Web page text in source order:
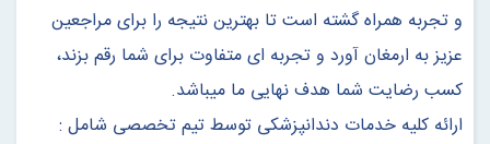
و تجربه همراه گشته است تا بهترین نتیجه را برای مراجعین
عزیز به ارمغان آورد و تجربه ای متفاوت برای شما رقم بزند،
کسب رضایت شما هدف نهایی ما میباشد.
ارائه کلیه خدمات دندانپزشکی توسط تیم تخصصی شامل :